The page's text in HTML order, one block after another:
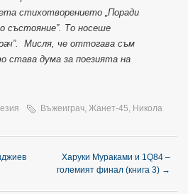
стихотворението „Поради
състояние”. То носеше
Мисля, че оттогава съм
става дума за поезията на
Въжеиграч Жанет-45 Никола
Харуки Мураками и 1Q84 –
големият финал (книга 3) →